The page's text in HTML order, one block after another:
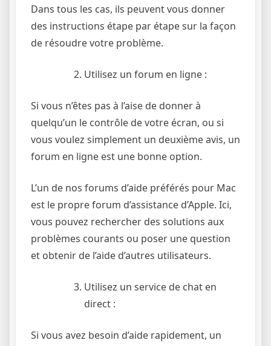
Dans tous les cas, ils peuvent vous donner
des instructions étape par étape sur la façon
de résoudre votre problème.
Utilisez un forum en ligne :
Si vous n’êtes pas à l’aise de donner à
quelqu’un le contrôle de votre écran, ou si
vous voulez simplement un deuxième avis, un
forum en ligne est une bonne option.
L’un de nos forums d’aide préférés pour Mac
est le propre forum d’assistance d’Apple. Ici,
vous pouvez rechercher des solutions aux
problèmes courants ou poser une question
et obtenir de l’aide d’autres utilisateurs.
Utilisez un service de chat en
direct :
Si vous avez besoin d’aide rapidement, un